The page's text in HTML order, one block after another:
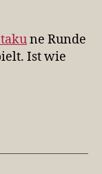
ne
Runde
ne Runde
Ist wie